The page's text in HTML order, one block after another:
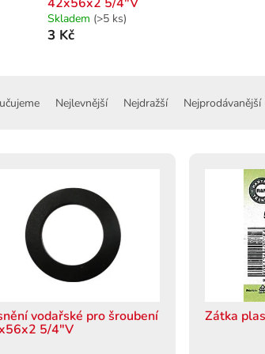
42x56x2 5/4"V
Skladem (>5 ks)
3 Kč
Nejlevnější Nejdražší Nejprodávanější
vodařské pro šroubení
5/4"V
Zátka